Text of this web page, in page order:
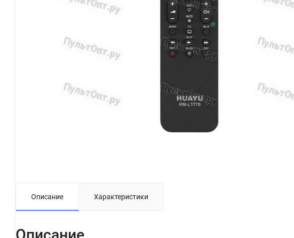
Описание Характеристики